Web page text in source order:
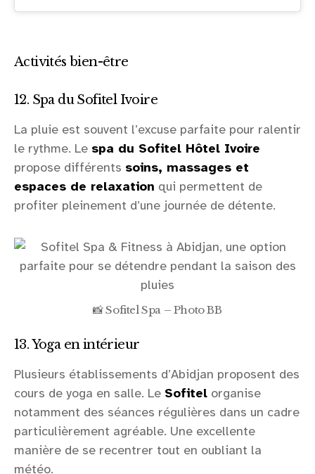
Activités bien-être
12. Spa du Sofitel Ivoire
La pluie est souvent l’excuse parfaite pour ralentir
le rythme. Le spa du Sofitel Hôtel Ivoire
propose différents soins, massages et
espaces de relaxation qui permettent de
profiter pleinement d’une journée de détente.
📸 Sofitel Spa – Photo BB
13. Yoga en intérieur
Plusieurs établissements d’Abidjan proposent des
cours de yoga en salle. Le Sofitel organise
notamment des séances régulières dans un cadre
particulièrement agréable. Une excellente
manière de se recentrer tout en oubliant la
météo.